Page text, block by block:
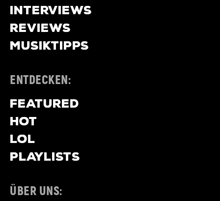
INTERVIEWS
REVIEWS
MUSIKTIPPS
ENTDECKEN:
FEATURED
HOT
LOL
PLAYLISTS
ÜBER UNS: